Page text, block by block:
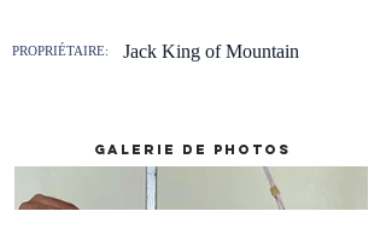
PROPRIÉTAIRE: Jack King of Mountain
galerie de photos